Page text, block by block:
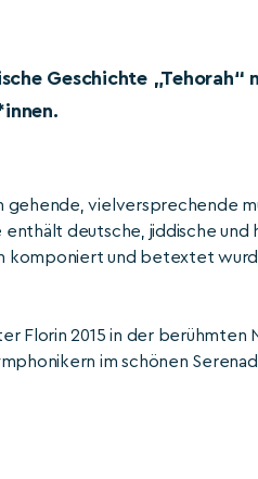
Geschichte „Tehorah“
gehende, vielversprechende
deutsche, jiddische und
komponiert und betextet
Florin 2015 in der berühmten
im schönen